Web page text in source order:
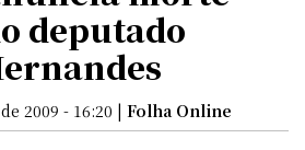
deputado
2009 - 16:20 | Folha Online